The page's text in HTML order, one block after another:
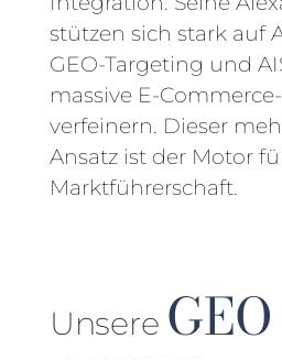
stützen sich stark auf
GEO-Targeting und
massive E-
verfeinern. Dieser
Ansatz ist der Motor
Marktführerschaft.
Unsere